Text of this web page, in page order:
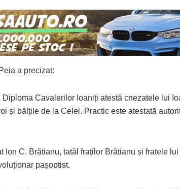
a precizat:
Diploma Cavalerilor Ioaniți atestă cnezatele lui
și bălțile de la Celei. Practic este atestată
Ion C. Brătianu, tatăl fraților Brătianu și fratele
pașoptist.